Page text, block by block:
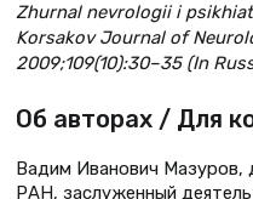
Zhurnal nevrologii i
Korsakov Journal of
2009;109(10):30–35 (In
Об авторах / Для
Вадим Иванович Мазуров,
РАН, заслуженный